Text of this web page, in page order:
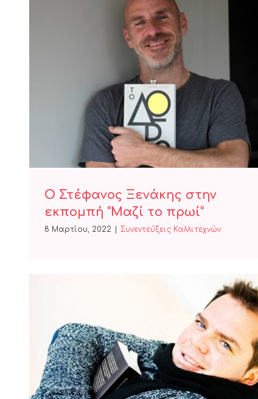
Ο Στέφανος Ξενάκης στην
εκπομπή “Μαζί το πρωί”
Ο Στέφανος Ξενάκης στην
εκπομπή “Μαζί το πρωί”
8 Μαρτίου, 2022 Συνεντεύξεις Καλλιτεχνών
Ο Γεώργιος Ττζιτζικάκης στην
εκπομπή “Μαζί το πρωί”